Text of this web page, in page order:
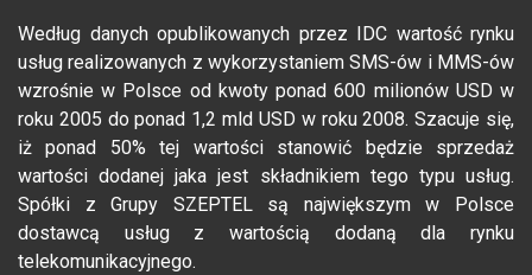
Według danych opublikowanych przez IDC wartość rynku
usług realizowanych z wykorzystaniem SMS-ów i MMS-ów
wzrośnie w Polsce od kwoty ponad 600 milionów USD w
roku 2005 do ponad 1,2 mld USD w roku 2008. Szacuje się,
iż ponad 50% tej wartości stanowić będzie sprzedaż
wartości dodanej jaka jest składnikiem tego typu usług.
Spółki z Grupy SZEPTEL są największym w Polsce
dostawcą usług z wartością dodaną dla rynku
telekomunikacyjnego.